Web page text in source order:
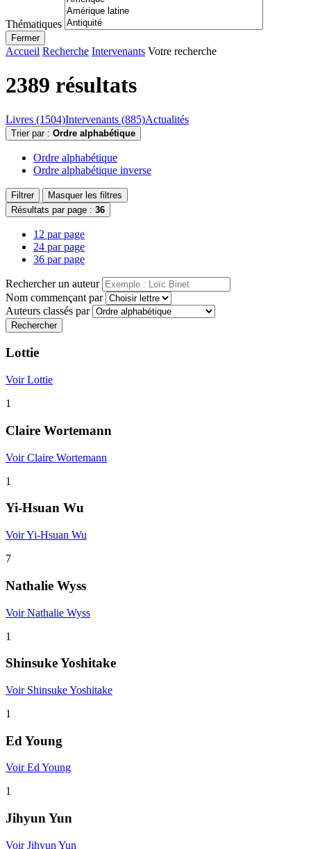
Thématiques
Fermer
Accueil Recherche Intervenants Votre recherche
2389 résultats
Livres (1504)Intervenants (885)Actualités
Trier par : Ordre alphabétique
Ordre alphabétique
Ordre alphabétique inverse
Filtrer
Masquer les filtres
Résultats par page : 36
12 par page
24 par page
36 par page
Rechercher un auteur
Nom commençant par
Auteurs classés par
Rechercher
Lottie
Voir Lottie
1
Claire Wortemann
Voir Claire Wortemann
1
Yi-Hsuan Wu
Voir Yi-Hsuan Wu
7
Nathalie Wyss
Voir Nathalie Wyss
1
Shinsuke Yoshitake
Voir Shinsuke Yoshitake
1
Ed Young
Voir Ed Young
1
Jihyun Yun
Voir Jihyun Yun